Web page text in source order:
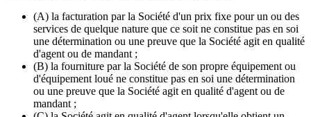
(A) la facturation par la Société d'un prix fixe pour un ou des
services de quelque nature que ce soit ne constitue pas en soi
une détermination ou une preuve que la Société agit en qualité
d'agent ou de mandant ;
(B) la fourniture par la Société de son propre équipement ou
d'équipement loué ne constitue pas en soi une détermination
ou une preuve que la Société agit en qualité d'agent ou de
mandant ;